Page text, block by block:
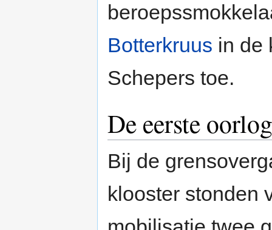
Botterkruus in de
Schepers toe.
De eerste
Bij de
klooster stonden